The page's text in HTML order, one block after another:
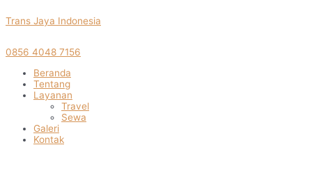
to
Trans Jaya Indonesia
0856 4048 7156
Menu
Beranda
Tentang
Layanan
Travel
Sewa
Galeri
Kontak